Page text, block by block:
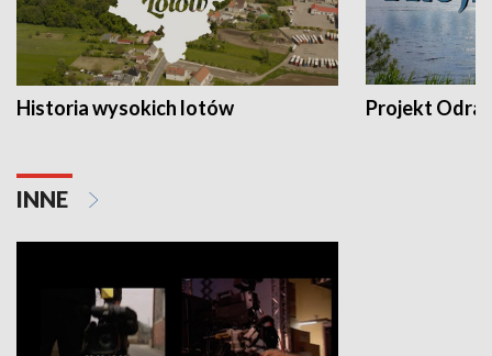
Historia wysokich lotów Projekt Odra
INNE